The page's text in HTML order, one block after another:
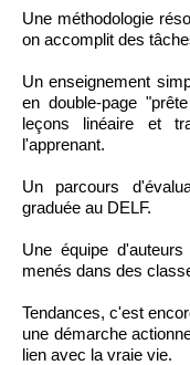
Une méthodologie
on accomplit des
Un enseignement
en double-page
leçons linéaire et
l'apprenant.
Un parcours
graduée au DELF.
Une équipe
menés dans des
Tendances, c'est
une démarche
lien avec la vraie vie.